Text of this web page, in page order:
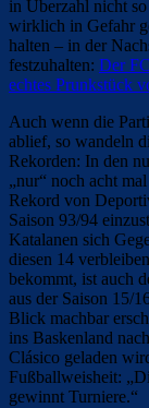
in Überzahl nicht
wirklich in Gefahr
halten – in der
festzuhalten: Der
echtes Prunkstück
Auch wenn die
ablief, so wandeln
Rekorden: In den
„nur“ noch acht
Rekord von
Saison 93/94
Katalanen sich
diesen 14
bekommt, ist auch
aus der Saison 15/
Blick machbar
ins Baskenland
Clásico geladen
Fußballweisheit:
gewinnt Turniere.“